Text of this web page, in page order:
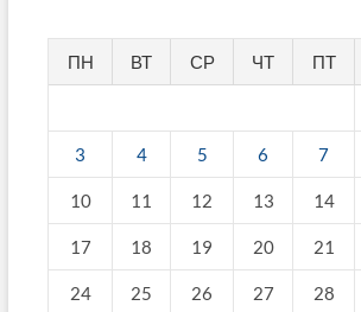
ПН ВТ СР ЧТ ПТ
3 4 5 6 7
10 11 12 13 14
17 18 19 20 21
24 25 26 27 28